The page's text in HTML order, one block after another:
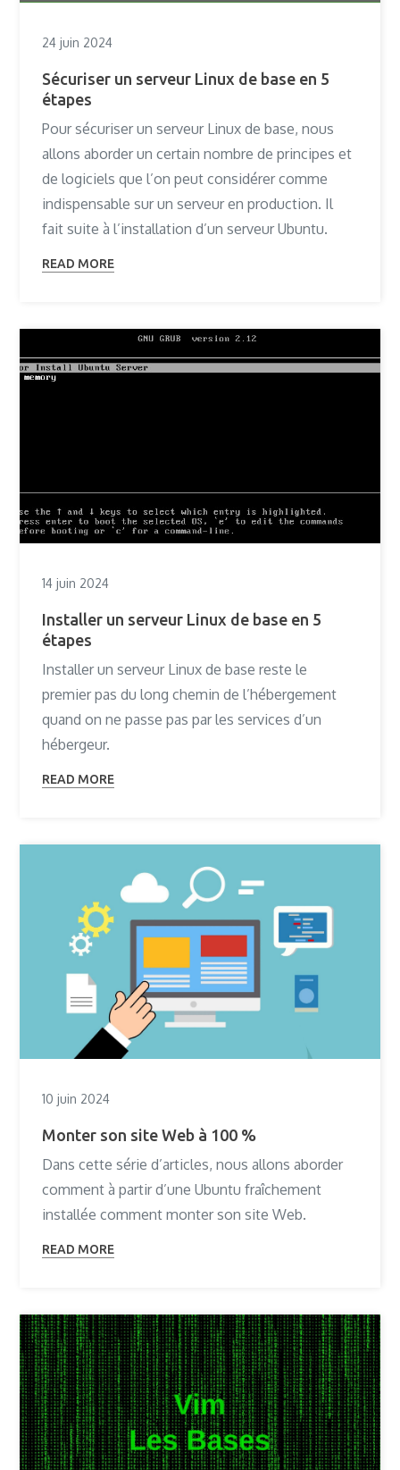
24 juin 2024
Sécuriser un serveur Linux de base en 5
étapes
Pour sécuriser un serveur Linux de base, nous
allons aborder un certain nombre de principes et
de logiciels que l’on peut considérer comme
indispensable sur un serveur en production. Il
fait suite à l’installation d’un serveur Ubuntu.
READ MORE
14 juin 2024
Installer un serveur Linux de base en 5
étapes
Installer un serveur Linux de base reste le
premier pas du long chemin de l’hébergement
quand on ne passe pas par les services d’un
hébergeur.
READ MORE
10 juin 2024
Monter son site Web à 100 %
Dans cette série d’articles, nous allons aborder
comment à partir d’une Ubuntu fraîchement
installée comment monter son site Web.
READ MORE